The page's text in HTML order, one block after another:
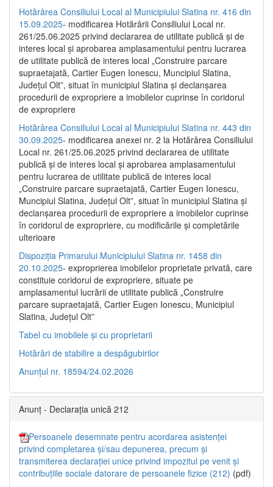
Hotărârea Consiliului Local al Municipiului Slatina nr. 416 din
15.09.2025- modificarea Hotărârii Consiliului Local nr.
261/25.06.2025 privind declararea de utilitate publică și de
interes local și aprobarea amplasamentului pentru lucrarea
de utilitate publică de interes local „Construire parcare
supraetajată, Cartier Eugen Ionescu, Muncipiul Slatina,
Județul Olt”, situat în municipiul Slatina și declanșarea
procedurii de expropriere a imobilelor cuprinse în coridorul
de expropriere
Hotărârea Consiliului Local al Municipiului Slatina nr. 443 din
30.09.2025- modificarea anexei nr. 2 la Hotărârea Consiliului
Local nr. 261/25.06.2025 privind declararea de utilitate
publică şi de interes local şi aprobarea amplasamentului
pentru lucrarea de utilitate publică de interes local
„Construire parcare supraetajată, Cartier Eugen Ionescu,
Muncipiul Slatina, Judeţul Olt”, situat în municipiul Slatina şi
declanşarea procedurii de expropriere a imobilelor cuprinse
în coridorul de expropriere, cu modificările şi completările
ulterioare
Dispoziția Primarului Municipiului Slatina nr. 1458 din
20.10.2025- exproprierea imobilelor proprietate privată, care
constituie coridorul de expropriere, situate pe
amplasamentul lucrării de utilitate publică „Construire
parcare supraetajată, Cartier Eugen Ionescu, Municipiul
Slatina, Județul Olt”
Tabel cu imobilele și cu proprietarii
Hotărâri de stabilire a despăgubirilor
Anunțul nr. 18594/24.02.2026
Anunț - Declarația unică 212
Persoanele desemnate pentru acordarea asistenței
privind completarea și/sau depunerea, precum și
transmiterea declarației unice privind impozitul pe venit și
contribuțiile sociale datorare de persoanele fizice (212) (pdf)